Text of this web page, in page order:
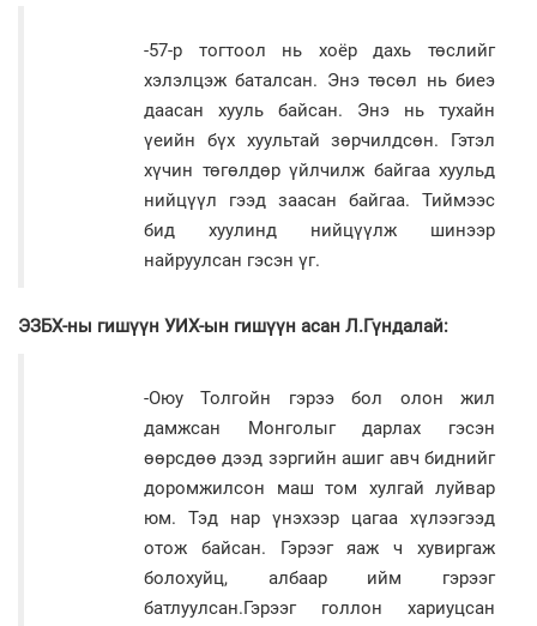
-57-р тогтоол нь хоёр дахь төслийг
хэлэлцэж баталсан. Энэ төсөл нь биеэ
даасан хууль байсан. Энэ нь тухайн
үеийн бүх хуультай зөрчилдсөн. Гэтэл
хүчин төгөлдөр үйлчилж байгаа хуульд
нийцүүл гээд заасан байгаа. Тиймээс
бид хуулинд нийцүүлж шинээр
найруулсан гэсэн үг.
ЭЗБХ-ны гишүүн УИХ-ын гишүүн асан Л.Гүндалай:
-Оюу Толгойн гэрээ бол олон жил
дамжсан Монголыг дарлах гэсэн
өөрсдөө дээд зэргийн ашиг авч биднийг
доромжилсон маш том хулгай луйвар
юм. Тэд нар үнэхээр цагаа хүлээгээд
отож байсан. Гэрээг яаж ч хувиргаж
болохуйц, албаар ийм гэрээг
батлуулсан.Гэрээг голлон хариуцсан